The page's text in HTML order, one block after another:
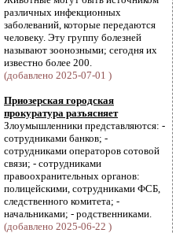
различных инфекционных
заболеваний, которые передаются
человеку. Эту группу болезней
называют зоонозными; сегодня их
известно более 200.
(добавлено 2025-07-01 )
Приозерская городская
прокуратура разъясняет
Злоумышленники представляются: -
сотрудниками банков; -
сотрудниками операторов сотовой
связи; - сотрудниками
правоохранительных органов:
полицейскими, сотрудниками ФСБ,
следственного комитета; -
начальниками; - родственниками.
(добавлено 2025-06-22 )